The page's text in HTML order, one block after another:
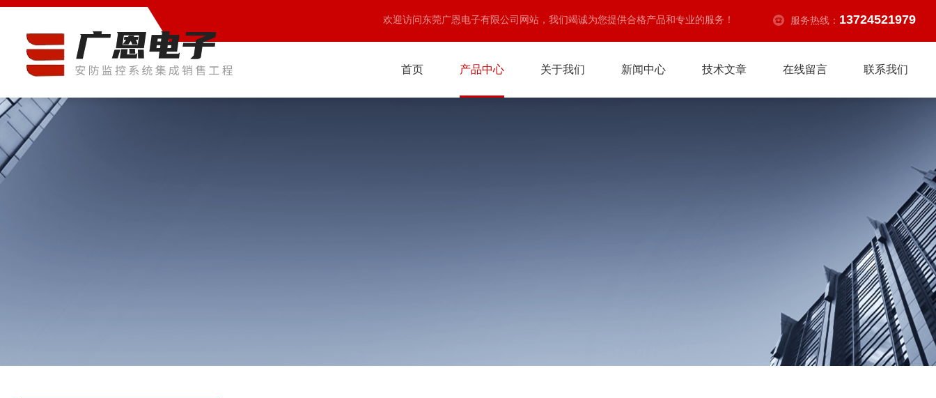
欢迎访问东莞广恩电子有限公司网站，我们竭诚为您提供合格产品和专业的服务！ 服务热线： 13724521979
首页 产品中心 关于我们 新闻中心 技术文章 在线留言 联系我们